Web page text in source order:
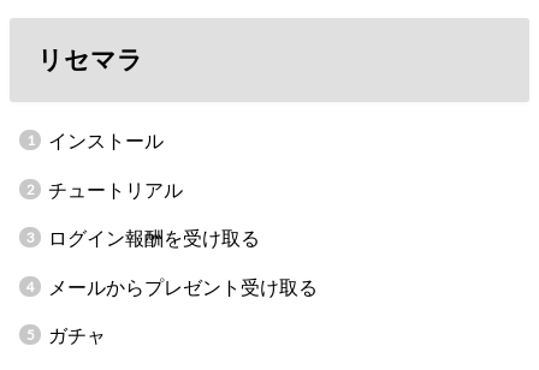
リセマラ
インストール
チュートリアル
ログイン報酬を受け取る
メールからプレゼント受け取る
ガチャ